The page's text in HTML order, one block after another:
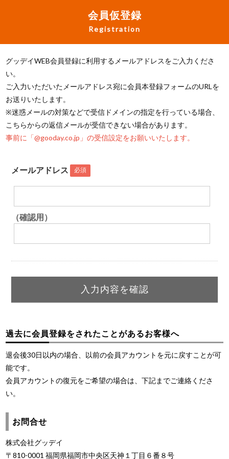
会員仮登録
Registration
グッデイWEB会員登録に利用するメールアドレスをご入力くださ
い。
ご入力いただいたメールアドレス宛に会員本登録フォームのURLを
お送りいたします。
※迷惑メールの対策などで受信ドメインの指定を行っている場合、
こちらからの返信メールが受信できない場合があります。
事前に「@gooday.co.jp」の受信設定をお願いいたします。
メールアドレス 必須
（確認用）
過去に会員登録をされたことがあるお客様へ
退会後30日以内の場合、以前の会員アカウントを元に戻すことが可
能です。
会員アカウントの復元をご希望の場合は、下記までご連絡くださ
い。
お問合せ
株式会社グッデイ
〒810-0001 福岡県福岡市中央区天神１丁目６番８号